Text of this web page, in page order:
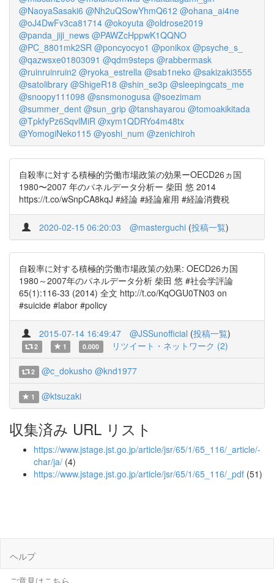
@NaoyaSasaki6 @Nh2uQSowYhmQ612 @ohana_ai4ne
@oJ4DwFv3ca81714 @okoyuta @oldrose2019
@panda_jiji_news @PAWZcHppwK1QQNO
@PC_8801mk2SR @poncyocyo1 @ponikox @psyche_s_
@qazwsxe01803091 @qdm9steps @rabbermask
@ruinruinruin2 @ryoka_estrella @sab1neko @sakizaki3555
@satolibrary @ShigeR18 @shin_se3p @sleepingcats_me
@snoopy111098 @snsmonogusa @soezimam
@summer_dent @sun_grip @tanshayarou @tomoakikitada
@TpkfyPz6SqvlMiR @xym1QDRYo4m48tx
@YomogiNeko115 @yoshi_num @zenichiroh
自殺率に対する積極的労働市場政策の効果ーOECD26ヵ国
1980〜2007 年のパネルデータ分析ー 柴田 悠 2014
https://t.co/wSnpCA8kqJ #経論 #経論雇用 #経論消費税
2020-02-15 06:20:03 @masterguchi (投稿一覧)
自殺率に対する積極的労働市場政策の効果: OECD26カ国
1980～2007年のパネルデータ分析 柴田 悠 #社会学評論
65(1):116-33 (2014) 全文 http://t.co/KqOGU0TN03 on
#suicide #labor #policy
2015-07-14 16:49:47 @JSSunofficial (投稿一覧)
2 1 0.000 リツイート・ネットワーク (2)
2 @c_dokusho @knd1977
1 @ktsuzaki
収集済み URL リスト
https://www.jstage.jst.go.jp/article/jsr/65/1/65_116/_article/-
char/ja/ (4)
https://www.jstage.jst.go.jp/article/jsr/65/1/65_116/_pdf (51)
ヘルプ
ご意見はこちら